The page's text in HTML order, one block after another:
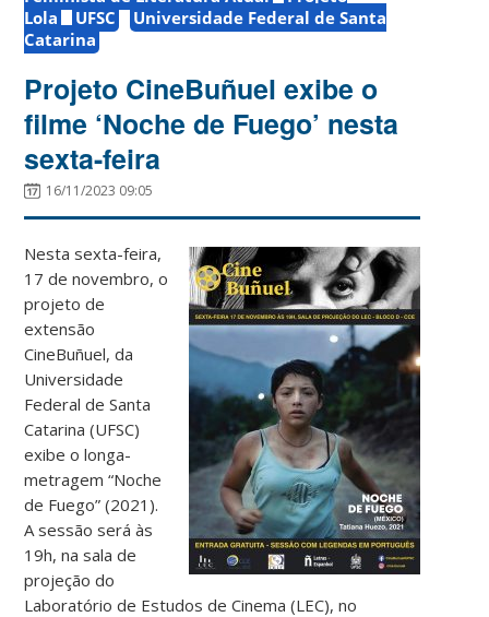
Lola
UFSC
Universidade Federal de Santa
Catarina
Projeto CineBuñuel exibe o
filme ‘Noche de Fuego’ nesta
sexta-feira
16/11/2023 09:05
Nesta sexta-feira,
17 de novembro, o
projeto de
extensão
CineBuñuel, da
Universidade
Federal de Santa
Catarina (UFSC)
exibe o longa-
metragem “Noche
de Fuego” (2021).
A sessão será às
19h, na sala de
projeção do
Laboratório de Estudos de Cinema (LEC), no